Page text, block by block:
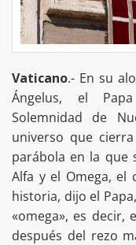
Vaticano.- En su
Ángelus, el
Solemnidad de
universo que
parábola en la que
Alfa y el Omega, el
historia, dijo el
«omega», es decir,
después del rezo